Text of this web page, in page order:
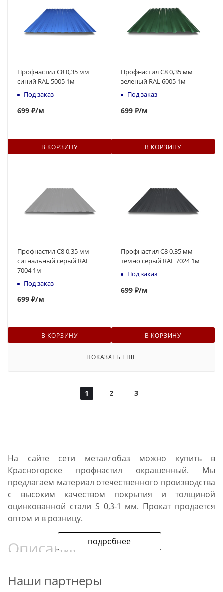
Профнастил С8 0,35 мм
синий RAL 5005 1м
Под заказ
699 ₽/м
В КОРЗИНУ
Профнастил С8 0,35 мм
зеленый RAL 6005 1м
Под заказ
699 ₽/м
В КОРЗИНУ
Профнастил С8 0,35 мм
сигнальный серый RAL
7004 1м
Под заказ
699 ₽/м
В КОРЗИНУ
Профнастил С8 0,35 мм
темно серый RAL 7024 1м
Под заказ
699 ₽/м
В КОРЗИНУ
ПОКАЗАТЬ ЕЩЕ
1 2 3
подробнее
На сайте сети металлобаз можно купить в
Красногорске профнастил окрашенный. Мы
предлагаем материал отечественного производства
с высоким качеством покрытия и толщиной
оцинкованной стали S 0,3-1 мм. Прокат продается
оптом и в розницу.
Описание
Палитра материалов соответствует стандартам Ral.
Сейчас в наличии есть листы профилированные
Наши партнеры